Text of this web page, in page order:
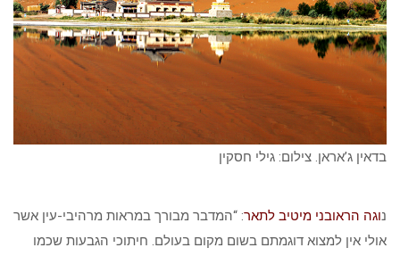
בדאין ג’אראן. צילום: גילי חסקין
נוגה הראובני מיטיב לתאר: “המדבר מבורך במראות מרהיבי-עין אשר
אולי אין למצוא דוגמתם בשום מקום בעולם. חיתוכי הגבעות שכמו